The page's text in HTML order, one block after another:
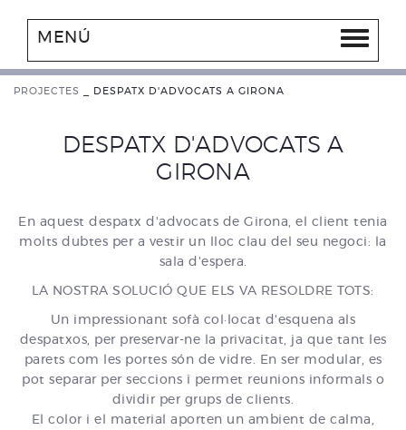
MENÚ
PROJECTES DESPATX D'ADVOCATS A GIRONA
DESPATX D'ADVOCATS A
GIRONA
En aquest despatx d'advocats de Girona, el client tenia
molts dubtes per a vestir un lloc clau del seu negoci: la
sala d'espera.
LA NOSTRA SOLUCIÓ QUE ELS VA RESOLDRE TOTS:
Un impressionant sofà col·locat d'esquena als
despatxos, per preservar-ne la privacitat, ja que tant les
parets com les portes són de vidre. En ser modular, es
pot separar per seccions i permet reunions informals o
dividir per grups de clients.
El color i el material aporten un ambient de calma,